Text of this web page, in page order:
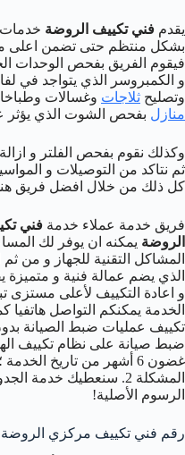
يقدم فني تكييف الروضة خدمات
بشكل منتظم حتى تضمن اعلى
فيقوم الفريق بفحص الوحدات
و الكمبروسر الذي يتواجد في
وتصليح ثلاجات وغسالات
منازل بفحص الشوت الذي يؤثر
وكذلك نقوم بفحص الفلتر و
ثم نتاكد من التوصيلات و
كل ذلك من خلال افضل فريق
فريق خدمة عملاء خدمة فني
الروضة يمكنه ان يوفر لك
المشاكل التقنية للجهاز و من
الذي يضم عمالة فنية و متميزة
و اعادة التكييف لأعلى مستزى
الخدمة يمكنكم التواصل
تكييف عمليات ضبط الصيانة
ضبط صيانة على نظام تكييف
المشكلة 2. سنعطيك خدمة
الرسوم الأصلية!
رقم فني تكييف مركزي الروضة